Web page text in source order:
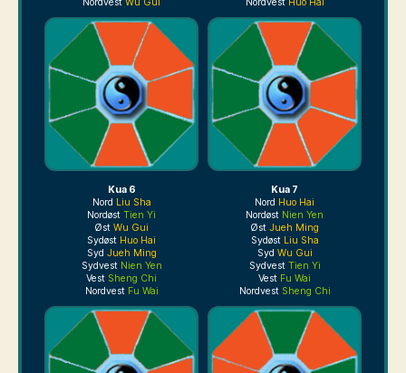
Kua 6
Nord Liu Sha
Nordøst Tien Yi
Øst Wu Gui
Sydøst Huo Hai
Syd Jueh Ming
Sydvest Nien Yen
Vest Sheng Chi
Nordvest Fu Wai
Kua 7
Nord Huo Hai
Nordøst Nien Yen
Øst Jueh Ming
Sydøst Liu Sha
Syd Wu Gui
SydvestTien Yi
Vest Fu Wai
Nordvest Sheng Chi